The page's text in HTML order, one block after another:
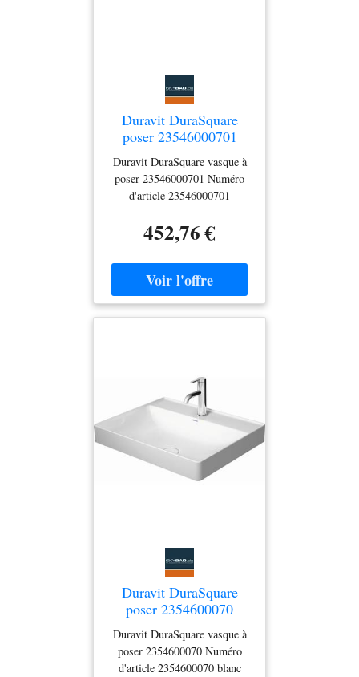
Duravit DuraSquare
poser 23546000701
blanc wondergliss, sans
trou pour robinetterie,
paroi arrière vitrée
Duravit DuraSquare vasque à
poser 23546000701 Numéro
d'article 23546000701
robinetterie sans débordement
avec banque de trous de
robinetterie Paroi arrière vitrée
y compris valve à tige avec
couvercle de valve en
céramique
452,76 €
Duravit DuraSquare
poser 2354600070
blanc, 60x47cm, sans
trou pour robinetterie,
paroi arrière vitrée
Duravit DuraSquare vasque à
poser 2354600070 Numéro
d'article 2354600070 blanc